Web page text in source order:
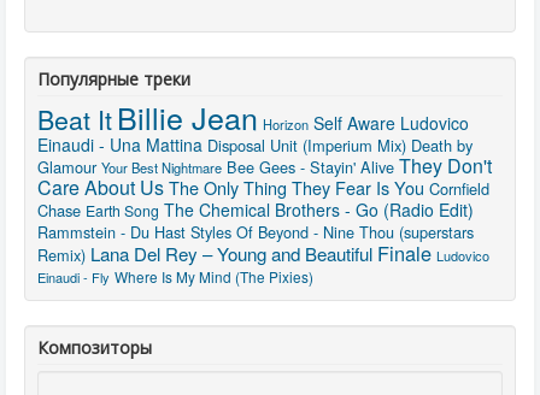
Популярные треки
Beat ItBillie Jean Horizon Self Aware Ludovico
Einaudi - Una Mattina Disposal Unit (Imperium Mix) Death by
Glamour Your Best Nightmare Bee Gees - Stayin' Alive They Don't
Care About UsThe Only Thing They Fear Is You Cornfield
Chase Earth Song The Chemical Brothers - Go (Radio Edit)
Rammstein - Du Hast Styles Of Beyond - Nine Thou (superstars
Remix) Lana Del Rey – Young and Beautiful Finale Ludovico
Einaudi - Fly Where Is My Mind (The Pixies)
Композиторы